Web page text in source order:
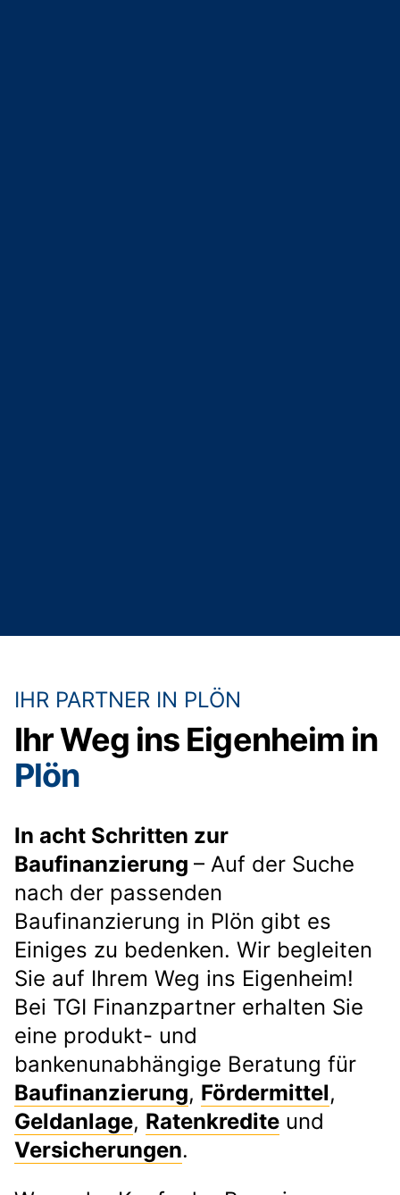
IHR PARTNER IN PLÖN
Ihr Weg ins Eigenheim in
Plön
In acht Schritten zur
Baufinanzierung – Auf der Suche
nach der passenden
Baufinanzierung in Plön gibt es
Einiges zu bedenken. Wir begleiten
Sie auf Ihrem Weg ins Eigenheim!
Bei TGI Finanzpartner erhalten Sie
eine produkt- und
bankenunabhängige Beratung für
Baufinanzierung, Fördermittel,
Geldanlage, Ratenkredite und
Versicherungen.